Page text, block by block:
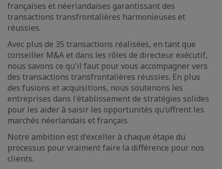
françaises et néerlandaises garantissant des
transactions transfrontalières harmonieuses et
réussies.
Avec plus de 35 transactions réalisées, en tant que
conseiller M&A et dans les rôles de directeur exécutif,
nous savons ce qu'il faut pour vous accompagner vers
des transactions transfrontalières réussies. En plus
des fusions et acquisitions, nous soutenons les
entreprises dans l'établissement de stratégies solides
pour les aider à saisir les opportunités qu'offrent les
marchés néerlandais et français.
Notre ambition est d'exceller à chaque étape du
processus pour vraiment faire la différence pour nos
clients.